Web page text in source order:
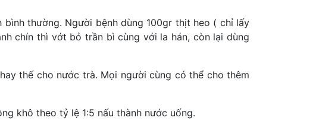
thường. Người bệnh dùng 100gr thịt heo ( chỉ lấy
chín thì vớt bỏ trần bì cùng với la hán, còn lại dùng
thế cho nước trà. Mọi người cùng có thể cho thêm
khô theo tỷ lệ 1:5 nấu thành nước uống.